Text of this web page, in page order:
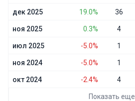
дек 2025 19.0% 36
ноя 2025 0.3% 4
июл 2025 -5.0% 1
ноя 2024 -5.0% 1
окт 2024 -2.4% 4
Показать еще